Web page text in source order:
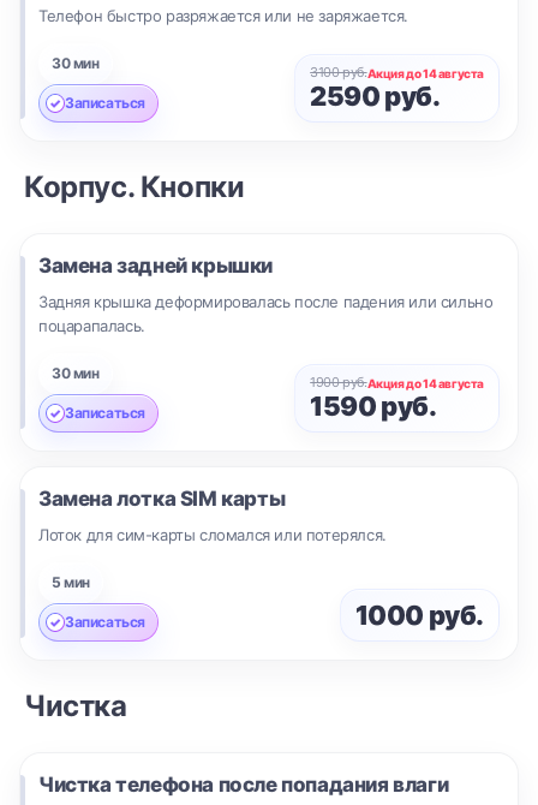
Телефон быстро разряжается или не заряжается.
30 мин
Записаться
3100 руб.Акция до 14 августа
2590 руб.
Корпус. Кнопки
Замена задней крышки
Задняя крышка деформировалась после падения или сильно
поцарапалась.
30 мин
Записаться
1900 руб.Акция до 14 августа
1590 руб.
Замена лотка SIM карты
Лоток для сим-карты сломался или потерялся.
5 мин
Записаться 1000 руб.
Чистка
Чистка телефона после попадания влаги